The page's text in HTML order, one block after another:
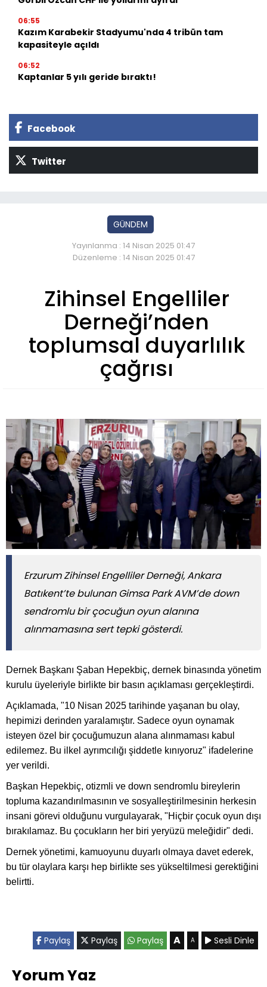
06:55
Kazım Karabekir Stadyumu'nda 4 tribün tam
kapasiteyle açıldı
06:52
Kaptanlar 5 yılı geride bıraktı!
Facebook
Twitter
GÜNDEM
Yayınlanma : 14 Nisan 2025 01:47
Düzenleme : 14 Nisan 2025 01:47
Zihinsel Engelliler
Derneği’nden
toplumsal duyarlılık
çağrısı
Erzurum Zihinsel Engelliler Derneği, Ankara
Batıkent’te bulunan Gimsa Park AVM’de down
sendromlu bir çocuğun oyun alanına
alınmamasına sert tepki gösterdi.
Dernek Başkanı Şaban Hepekbiç, dernek binasında yönetim
kurulu üyeleriyle birlikte bir basın açıklaması gerçekleştirdi.
Açıklamada, "10 Nisan 2025 tarihinde yaşanan bu olay,
hepimizi derinden yaralamıştır. Sadece oyun oynamak
isteyen özel bir çocuğumuzun alana alınmaması kabul
edilemez. Bu ilkel ayrımcılığı şiddetle kınıyoruz" ifadelerine
yer verildi.
Başkan Hepekbiç, otizmli ve down sendromlu bireylerin
topluma kazandırılmasının ve sosyalleştirilmesinin herkesin
insani görevi olduğunu vurgulayarak, "Hiçbir çocuk oyun dışı
bırakılamaz. Bu çocukların her biri yeryüzü meleğidir" dedi.
Dernek yönetimi, kamuoyunu duyarlı olmaya davet ederek,
bu tür olaylara karşı hep birlikte ses yükseltilmesi gerektiğini
belirtti.
Paylaş Paylaş Paylaş A A Sesli Dinle
Yorum Yaz